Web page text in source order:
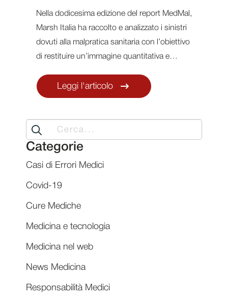
Nella dodicesima edizione del report MedMal,
Marsh Italia ha raccolto e analizzato i sinistri
dovuti alla malpratica sanitaria con l’obiettivo
di restituire un’immagine quantitativa e…
Leggi l'articolo
Search
for:
Categorie
Casi di Errori Medici
Covid-19
Cure Mediche
Medicina e tecnologia
Medicina nel web
News Medicina
Responsabilità Medici